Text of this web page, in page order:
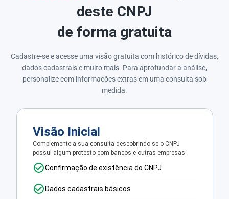
deste CNPJ
de forma gratuita
Cadastre-se e acesse uma visão gratuita com histórico de dívidas,
dados cadastrais e muito mais. Para aprofundar a análise,
personalize com informações extras em uma consulta sob
medida.
Visão Inicial
Complemente a sua consulta descobrindo se o CNPJ
possui algum protesto com bancos e outras empresas.
Confirmação de existência do CNPJ
Dados cadastrais básicos